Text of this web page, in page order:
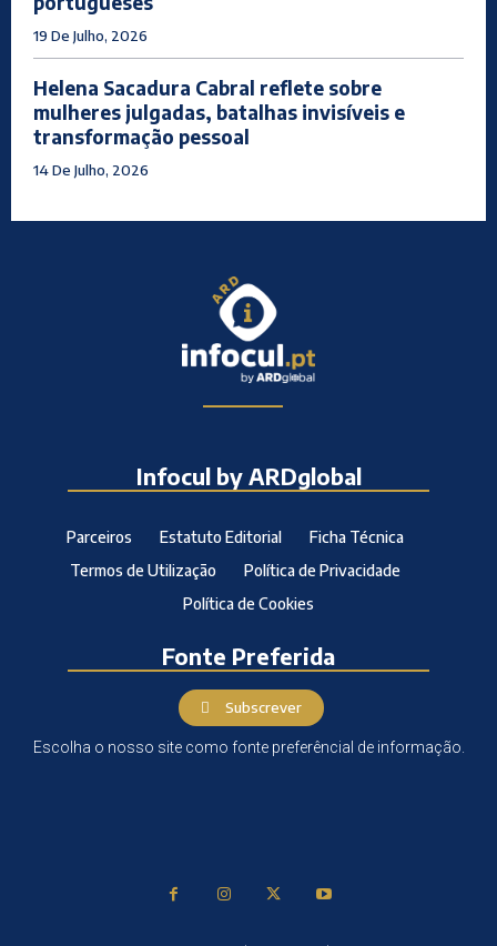
19 De Julho, 2026
Helena Sacadura Cabral reflete sobre
mulheres julgadas, batalhas invisíveis e
transformação pessoal
14 De Julho, 2026
Infocul by ARDglobal
Parceiros Estatuto Editorial
Ficha Técnica
Termos de Utilização
Política de Privacidade
Política de Cookies
Fonte Preferida
Subscrever
Escolha o nosso site como fonte preferêncial de informação.